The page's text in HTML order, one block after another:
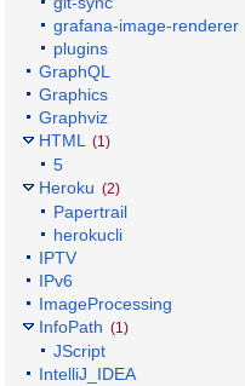
grafana-image-renderer
plugins
GraphQL
Graphics
Graphviz
HTML
(1)
5
Heroku (2)
Papertrail
herokucli
IPTV
IPv6
ImageProcessing
InfoPath (1)
JScript
IntelliJ_IDEA